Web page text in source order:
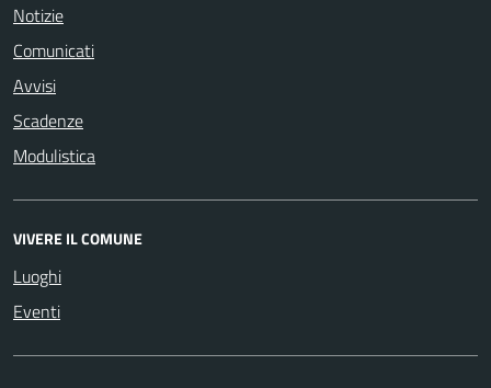
Notizie
Comunicati
Avvisi
Scadenze
Modulistica
VIVERE IL COMUNE
Luoghi
Eventi